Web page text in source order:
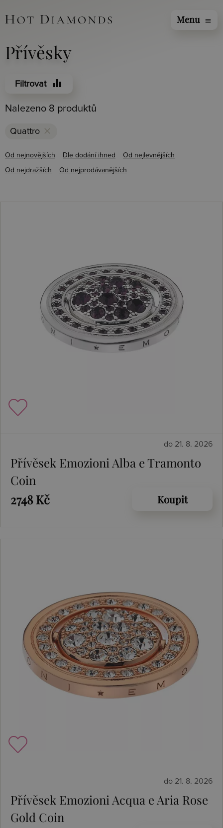
Menu menu
Přívěsky
Filtrovat equalizer
Nalezeno 8 produktů
Quattro clear
Od nejnovějších Dle dodání ihned Od nejlevnějších
Od nejdražších Od nejprodávanějších
do 21. 8. 2026
Přívěsek Emozioni Alba e Tramonto
Coin
2748 Kč
Koupit
do 21. 8. 2026
Přívěsek Emozioni Acqua e Aria Rose
Gold Coin